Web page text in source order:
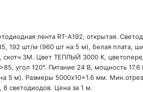
лента RT-A192, открытая.
192 шт/м (960 шт на 5 м), белая плата,
скотч 3M. Цвет ТЕПЛЫЙ 3000 K,
угол 120°. Питание 24 В, мощность
5 м). Размеры 5000x10x1.6 мм.
8 светодиодов. Цена за 1 м.